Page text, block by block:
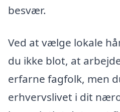
besvær.
Ved at vælge lokale
du ikke blot, at
erfarne fagfolk, men
erhvervslivet i dit